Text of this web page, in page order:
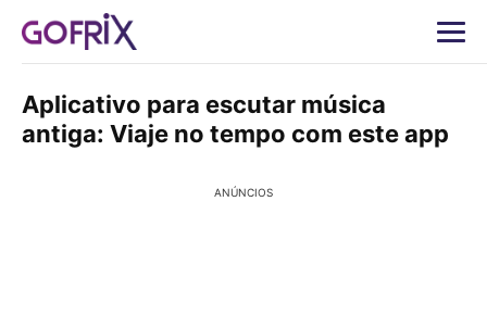
Aplicativo para escutar música
antiga: Viaje no tempo com este app
ANÚNCIOS